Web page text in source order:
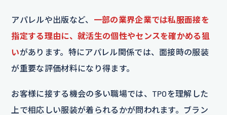
アパレルや出版など、 一部の業界企業では私服面接を
指定する理由に、就活生の個性やセンスを確かめる狙
いがあります。特にアパレル関係では、面接時の服装
が重要な評価材料になり得ます。
お客様に接する機会の多い職場では、TPOを理解した
上で相応しい服装が着られるかが問われます。ブラン